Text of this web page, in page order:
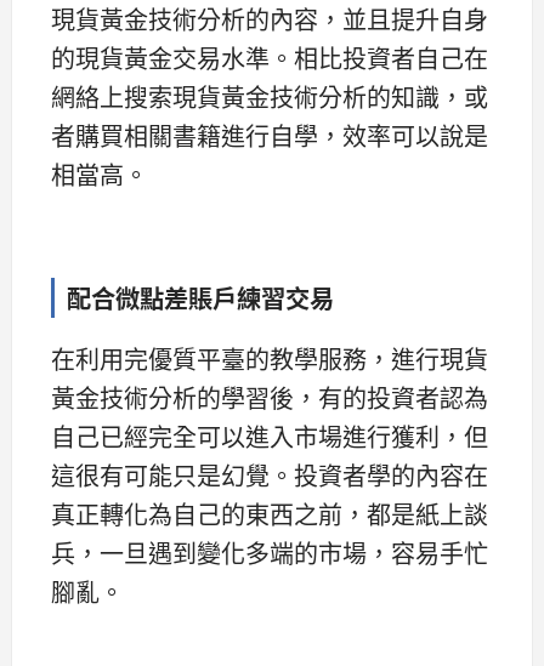
現貨黃金技術分析的內容，並且提升自身
的現貨黃金交易水準。相比投資者自己在
網絡上搜索現貨黃金技術分析的知識，或
者購買相關書籍進行自學，效率可以說是
相當高。
配合微點差賬戶練習交易
在利用完優質平臺的教學服務，進行現貨
黃金技術分析的學習後，有的投資者認為
自己已經完全可以進入市場進行獲利，但
這很有可能只是幻覺。投資者學的內容在
真正轉化為自己的東西之前，都是紙上談
兵，一旦遇到變化多端的市場，容易手忙
腳亂。